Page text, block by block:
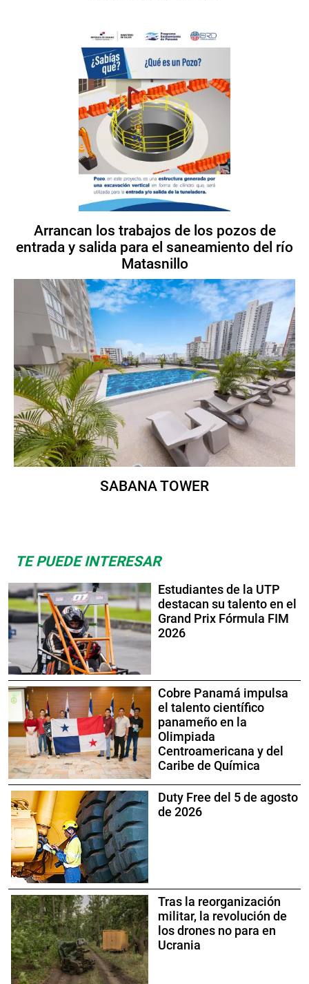
Arrancan los trabajos de los pozos de
entrada y salida para el saneamiento del río
Matasnillo
SABANA TOWER
TE PUEDE INTERESAR
Estudiantes de la UTP
destacan su talento en el
Grand Prix Fórmula FIM
2026
Cobre Panamá impulsa
el talento científico
panameño en la
Olimpiada
Centroamericana y del
Caribe de Química
Duty Free del 5 de agosto
de 2026
Tras la reorganización
militar, la revolución de
los drones no para en
Ucrania